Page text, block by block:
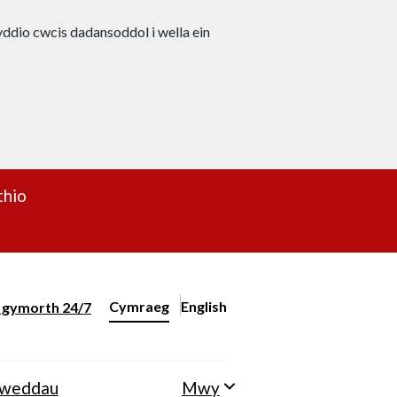
cwcis dadansoddol i wella ein
gymorth 24/7
Newid iaith y wefan
Cymraeg English
– Change the language to English
Mwy